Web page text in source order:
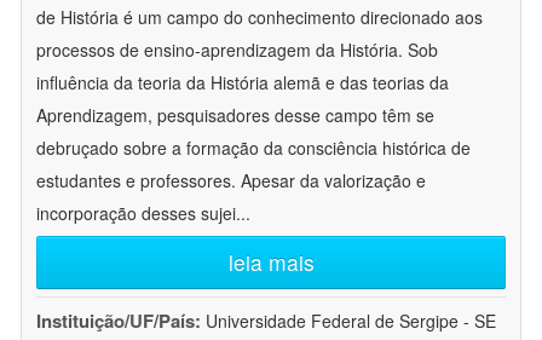
de História é um campo do conhecimento direcionado aos
processos de ensino-aprendizagem da História. Sob
influência da teoria da História alemã e das teorias da
Aprendizagem, pesquisadores desse campo têm se
debruçado sobre a formação da consciência histórica de
estudantes e professores. Apesar da valorização e
incorporação desses sujei...
leia mais
Instituição/UF/País: Universidade Federal de Sergipe - SE